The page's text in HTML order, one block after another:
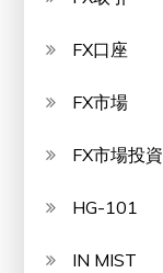
FX口座
FX市場
FX市場投資
HG-101
IN MIST